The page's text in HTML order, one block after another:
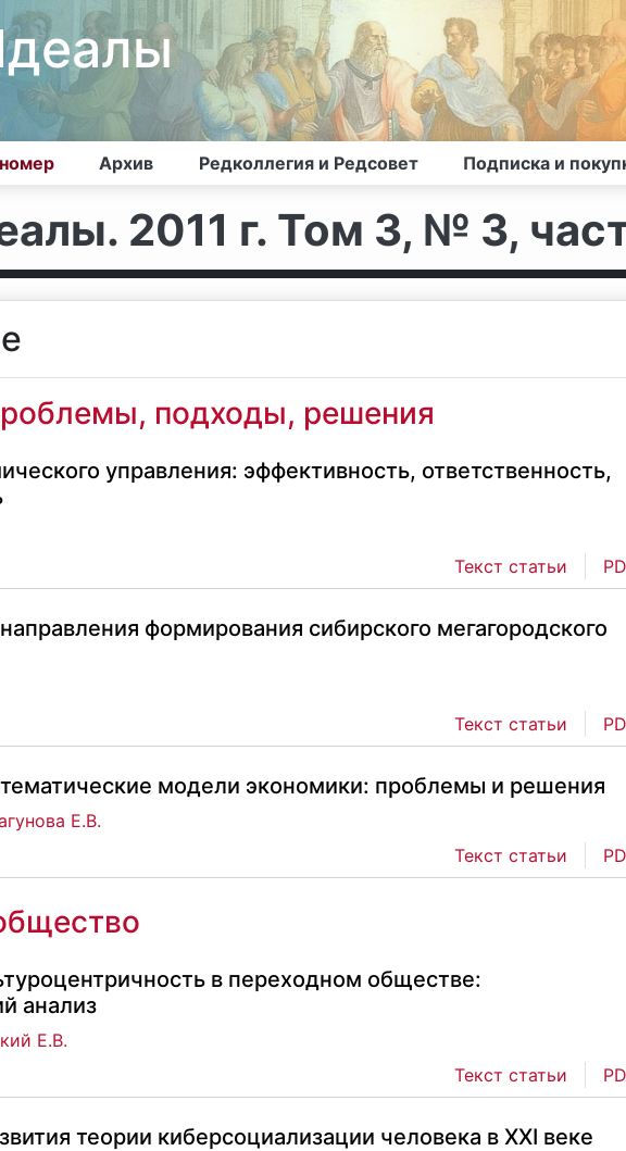
Архив Редколлегия и Редсовет Подписка и
2011 г. Том 3, № 3,
подходы, решения
управления: эффективность, ответственность,
Текст статьи
формирования сибирского мегагородского
Текст статьи
модели экономики: проблемы и решения
Е.В.
Текст статьи
в переходном обществе:
анализ
Е.В.
Текст статьи
теории киберсоциализации человека в XXI веке